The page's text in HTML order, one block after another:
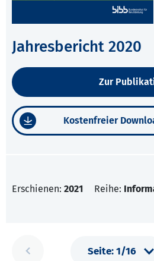
Jahresbericht 2020
Zur
Kostenfreier
Erschienen: 2021 Reihe: